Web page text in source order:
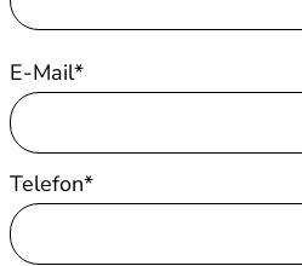
E-Mail*
Telefon*